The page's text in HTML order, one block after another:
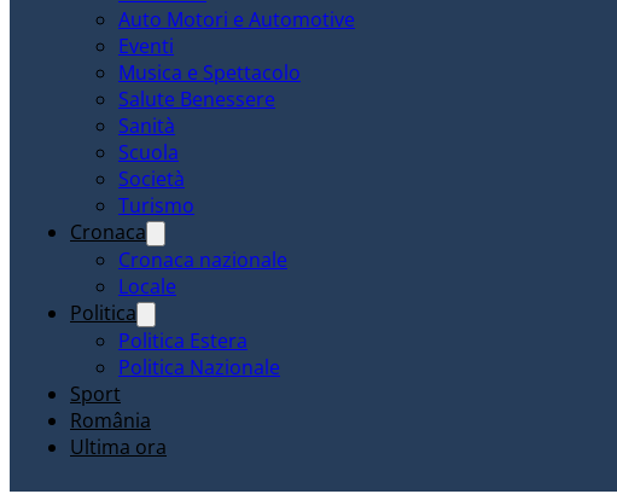
Auto Motori e Automotive
Eventi
Musica e Spettacolo
Salute Benessere
Sanità
Scuola
Società
Turismo
Cronaca
Cronaca nazionale
Locale
Politica
Politica Estera
Politica Nazionale
Sport
România
Ultima ora